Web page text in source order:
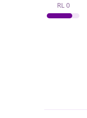
RL0